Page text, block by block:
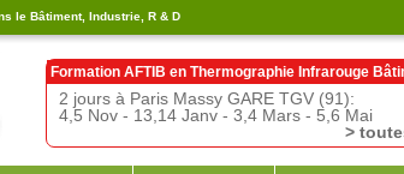
le Bâtiment, Industrie, R & D
Formation AFTIB en Thermographie Infrarouge
2 jours à Paris Massy GARE TGV (91):
4,5 Nov - 13,14 Janv - 3,4 Mars - 5,6 Mai
>